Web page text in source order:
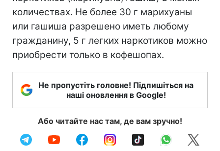
количествах. Не более 30 г марихуаны
или гашиша разрешено иметь любому
гражданину, 5 г легких наркотиков можно
приобрести только в кофешопах.
Не пропустіть головне! Підпишіться на
наші оновлення в Google!
Або читайте нас там, де вам зручно!